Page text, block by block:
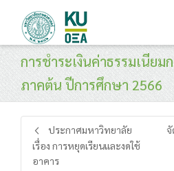
การชำระเงินค่าธรรมเนียม
ภาคต้น ปีการศึกษา 2566
ประกาศมหาวิทยาลัย
เรื่อง การหยุดเรียนและงดใช้
อาคาร